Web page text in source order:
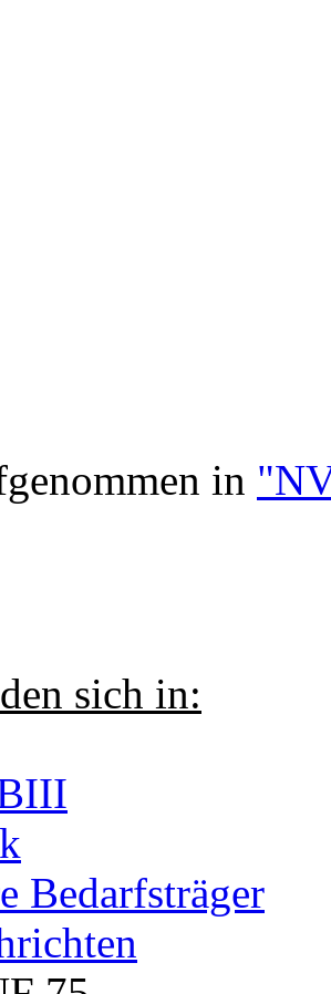
in
sich in:
Bedarfsträger